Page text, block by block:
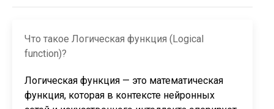
Что такое Логическая функция (Logical
function)?
Логическая функция — это математическая
функция, которая в контексте нейронных